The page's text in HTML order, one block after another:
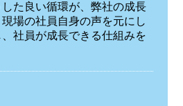
た良い循環が、弊社の成長
場の社員自身の声を元にし
社員が成長できる仕組みを